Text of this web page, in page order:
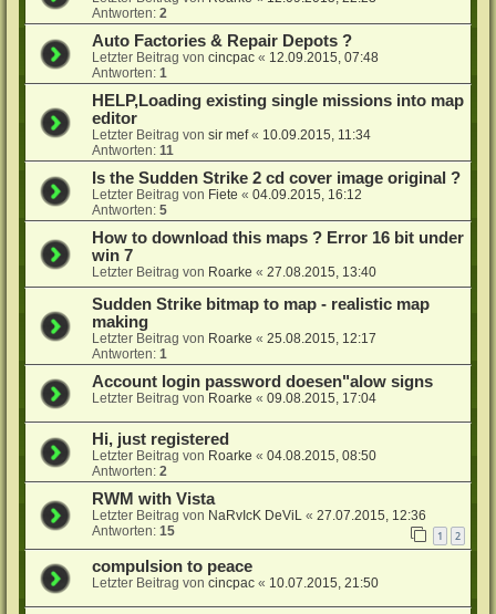
Antworten:2
Auto Factories & Repair Depots ?
Letzter Beitrag voncincpac « 12.09.2015, 07:48
Antworten:1
HELP,Loading existing single missions into map
editor
Letzter Beitrag vonsir mef« 10.09.2015, 11:34
Antworten:11
Is the Sudden Strike 2 cd cover image original ?
Letzter Beitrag von Fiete «04.09.2015, 16:12
Antworten:5
How to download this maps ? Error 16 bit under
win 7
Letzter Beitrag von Roarke «27.08.2015, 13:40
Sudden Strike bitmap to map - realistic map
making
Letzter Beitrag von Roarke «25.08.2015, 12:17
Antworten:1
Account login password doesen"alow signs
Letzter Beitrag von Roarke «09.08.2015, 17:04
Hi, just registered
Letzter Beitrag von Roarke «04.08.2015, 08:50
Antworten:2
RWM with Vista
Letzter Beitrag von NaRvIcK DeViL «27.07.2015, 12:36
Antworten:15 1 2
compulsion to peace
Letzter Beitrag voncincpac « 10.07.2015, 21:50